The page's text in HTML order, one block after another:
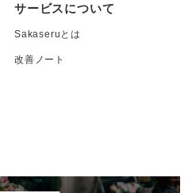
サービスについて
Sakaseruとは
改善ノート